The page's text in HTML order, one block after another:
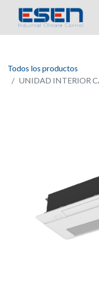
Todos los productos
UNIDAD INTERIOR